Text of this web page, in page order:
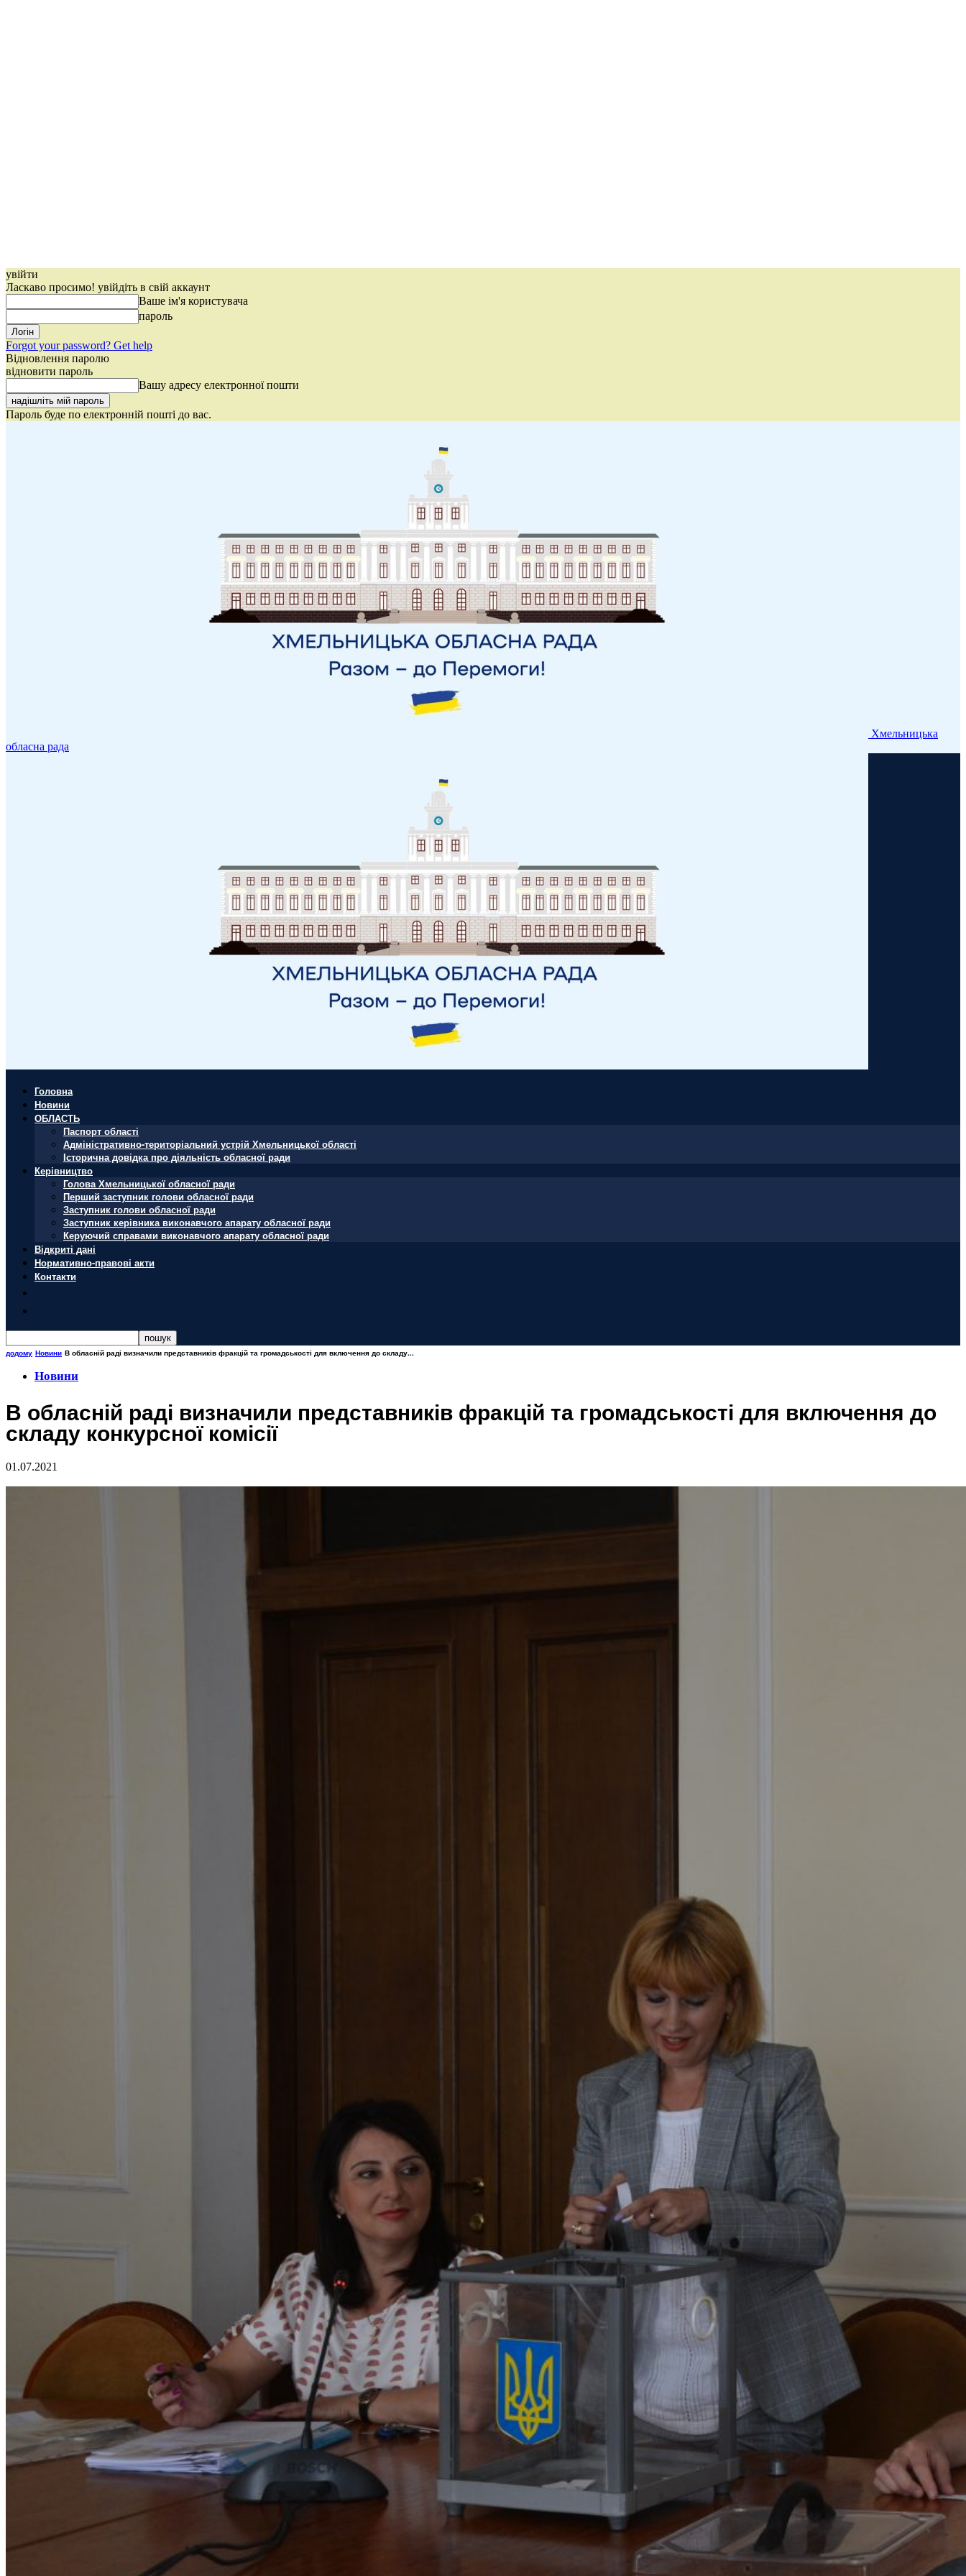
увійти
Ласкаво просимо! увійдіть в свій аккаунт
Ваше ім'я користувача
пароль
Forgot your password? Get help
Відновлення паролю
відновити пароль
Вашу адресу електронної пошти
Пароль буде по електронній пошті до вас.
Хмельницька
обласна рада
Головна
Новини
ОБЛАСТЬ
Паспорт області
Адміністративно-територіальний устрій Хмельницької області
Історична довідка про діяльність обласної ради
Керівництво
Голова Хмельницької обласної ради
Перший заступник голови обласної ради
Заступник голови обласної ради
Заступник керівника виконавчого апарату обласної ради
Керуючий справами виконавчого апарату обласної ради
Відкриті дані
Нормативно-правові акти
Контакти
додому Новини В обласній раді визначили представників фракцій та громадськості для включення до складу...
Новини
В обласній раді визначили представників фракцій та громадськості для включення до
складу конкурсної комісії
01.07.2021